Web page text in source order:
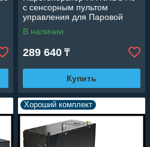
c сенсорным пультом
управления для Паровой
комнаты (Мощность 6 кВт,
объем 3-7 м3)
В наличии
289 640 ₸
Купить
Хороший комплект